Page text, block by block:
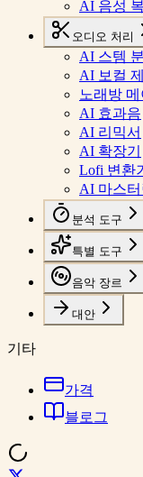
AI 음성
오디오 처리
AI 스템
AI 보컬
노래방 메
AI 효과음
AI 리믹서
AI 확장기
Lofi 변환기
AI 마스터
분석 도구
특별 도구
음악 장르
대안
기타
가격
블로그